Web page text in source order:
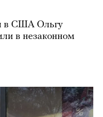
в США Ольгу
в незаконном